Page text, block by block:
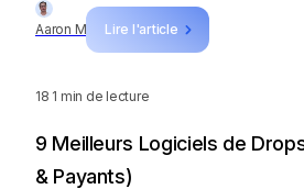
Aaron M Lire l'article
18 1 min de lecture
9 Meilleurs Logiciels de
& Payants)